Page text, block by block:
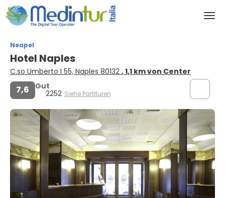
Neapel
Hotel Naples
C.so Umberto I 55, Naples 80132 , 1,1 km von Center
7,6 Gut
2252 Siehe Partituren